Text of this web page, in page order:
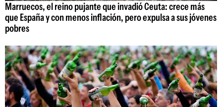
Marruecos, el reino pujante que invadió Ceuta: crece más
que España y con menos inflación, pero expulsa a sus jóvenes
pobres